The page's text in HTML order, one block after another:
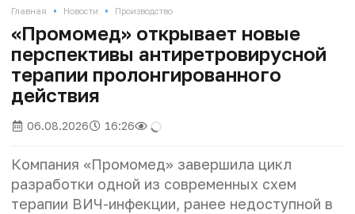
Главная • Новости • Производство
«Промомед» открывает новые
перспективы антиретровирусной
терапии пролонгированного
действия
06.08.2026 16:26
Компания «Промомед» завершила цикл
разработки одной из современных схем
терапии ВИЧ-инфекции, ранее недоступной в